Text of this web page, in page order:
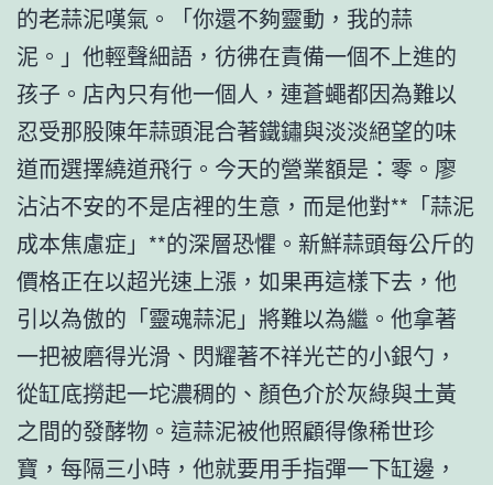
的老蒜泥嘆氣。「你還不夠靈動，我的蒜
泥。」他輕聲細語，彷彿在責備一個不上進的
孩子。店內只有他一個人，連蒼蠅都因為難以
忍受那股陳年蒜頭混合著鐵鏽與淡淡絕望的味
道而選擇繞道飛行。今天的營業額是：零。廖
沾沾不安的不是店裡的生意，而是他對**「蒜泥
成本焦慮症」**的深層恐懼。新鮮蒜頭每公斤的
價格正在以超光速上漲，如果再這樣下去，他
引以為傲的「靈魂蒜泥」將難以為繼。他拿著
一把被磨得光滑、閃耀著不祥光芒的小銀勺，
從缸底撈起一坨濃稠的、顏色介於灰綠與土黃
之間的發酵物。這蒜泥被他照顧得像稀世珍
寶，每隔三小時，他就要用手指彈一下缸邊，